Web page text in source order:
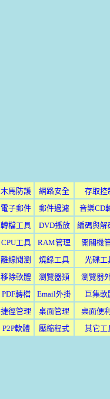
木馬防護 網路安全
存取控
電子郵件 郵件過濾
音樂CD
轉檔工具 DVD播放
編碼與解
CPU工具 RAM管理
開關機
離線閱瀏 燒錄工具
光碟工
移除軟體 瀏覽器類
瀏覽器
PDF轉檔 Email外掛
巨集軟
捷徑管理 桌面管理
桌面便
P2P軟體 壓縮程式 其它工